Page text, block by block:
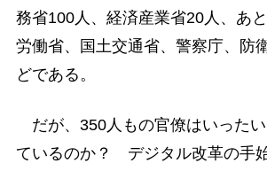
務省100人、経済産業省20人、あ
労働省、国土交通省、警察庁、防
どである。
だが、350人もの官僚はいった
ているのか？ デジタル改革の手